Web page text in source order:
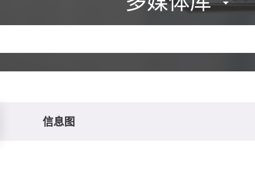
信息图